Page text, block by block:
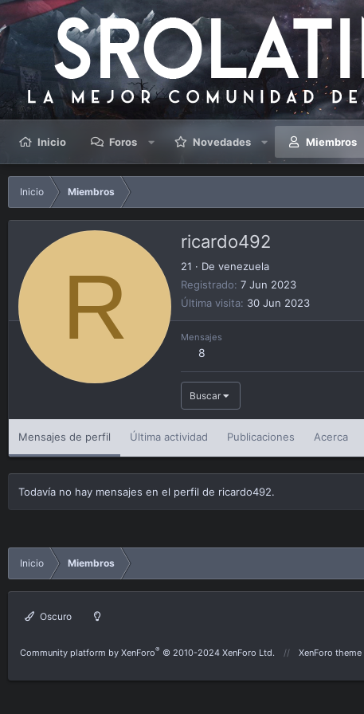
Inicio Foros Novedades Miembros
Inicio Miembros
R
ricardo492
21 · De venezuela
Registrado 7 Jun 2023
Última visita 30 Jun 2023
Mensajes
8
Buscar
Mensajes de perfil Última actividad Publicaciones Acerca
Todavía no hay mensajes en el perfil de ricardo492.
Inicio Miembros
Oscuro
Community platform by XenForo® © 2010-2024 XenForo Ltd. XenForo theme